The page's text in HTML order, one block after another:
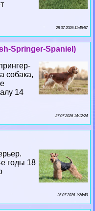
28 07 2026 11:45:57
Springer-Spaniel)
собака,
14
27 07 2026 14:12:24
годы 18
26 07 2026 1:24:40